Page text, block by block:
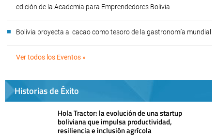
edición de la Academia para Emprendedores Bolivia
Bolivia proyecta al cacao como tesoro de la gastronomía mundial
Ver todos los Eventos »
Historias de Éxito
Hola Tractor: la evolución de una startup
boliviana que impulsa productividad,
resiliencia e inclusión agrícola